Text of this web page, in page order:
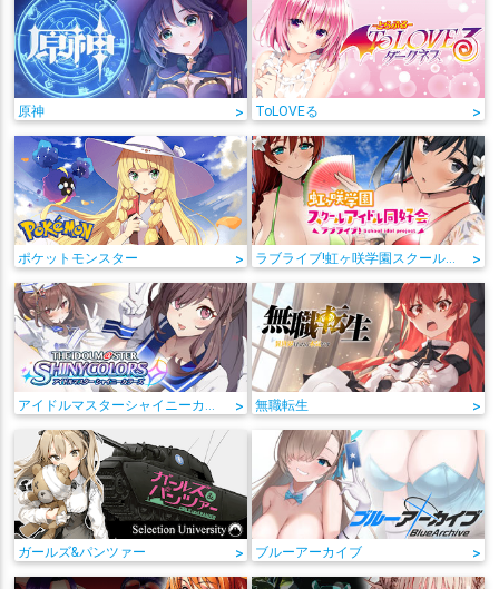
原神 > ToLOVEる >
ポケットモンスター > >
> 無職転生 >
ガールズ&パンツァー > ブルーアーカイブ >